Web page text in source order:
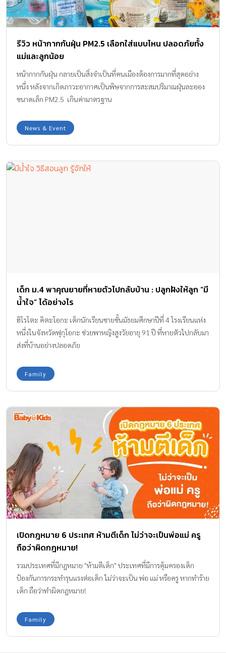
รีวิว หน้ากากกันฝุ่น PM2.5 เลือกใส่แบบไหน ปลอดภัยทั้ง
แม่และลูกน้อย
หน้ากากกันฝุ่น กลายเป็นสิ่งจำเป็นที่คนเมืองต้องการมากที่สุดอย่าง
หนึ่ง หลังจากเกิดภาวะอากาศเป็นพิษจากการสะสมปริมาณฝุ่นละออง
ขนาดเล็ก PM2.5 เกินค่ามาตรฐาน
News & Event
เด็ก ม.4 พาคุณยายที่หายตัวไปกลับบ้าน : ปลูกฝังให้ลูก “มี
น้ำใจ” ได้อย่างไร
ฮิโรโตะ คิตะโอกะ เด็กนักเรียนชายชั้นมัธยมศึกษาปีที่ 4 โรงเรียนแห่ง
หนึ่งในจังหวัดฟุกุโอกะ ช่วยพาหญิงสูงวัยอายุ 91 ปี ที่หายตัวไปกลับมา
ส่งที่บ้านอย่างปลอดภัย
Family
เปิดกฎหมาย 6 ประเทศ ห้ามตีเด็ก ไม่ว่าจะเป็นพ่อแม่ ครู
ถือว่าผิดกฎหมาย!
รวมประเทศที่มีกฎหมาย "ห้ามตีเด็ก" ประเทศที่มีการคุ้มครองเด็ก
ป้องกันการกระทำรุนแรงต่อเด็ก ไม่ว่าจะเป็น พ่อ แม่ หรือครู หากทำร้าย
เด็ก ถือว่าทำผิดกฎหมาย!
Family